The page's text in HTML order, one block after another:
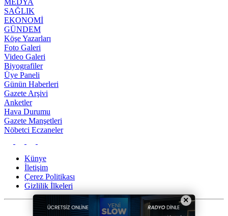
SAĞLIK
EKONOMİ
GÜNDEM
Köşe Yazarları
Foto Galeri
Video Galeri
Biyografiler
Üye Paneli
Günün Haberleri
Gazete Arşivi
Anketler
Hava Durumu
Gazete Manşetleri
Nöbetci Eczaneler
Künye
İletişim
Çerez Politikası
Gizlilik İlkeleri
×